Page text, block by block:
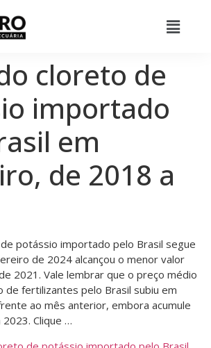
cloreto de
importado
em
de 2018 a
potássio importado pelo Brasil segue
de 2024 alcançou o menor valor
2021. Vale lembrar que o preço médio
de fertilizantes pelo Brasil subiu em
ao mês anterior, embora acumule
Clique …